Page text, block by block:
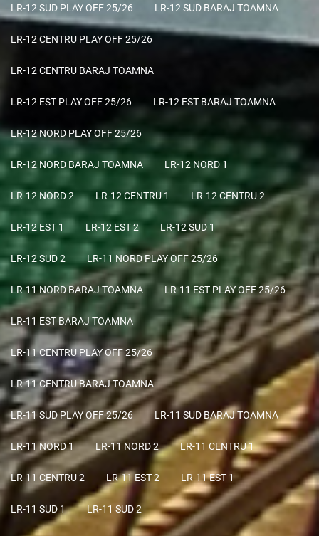
LR-12 SUD PLAY OFF 25/26 LR-12 SUD BARAJ TOAMNA
LR-12 CENTRU PLAY OFF 25/26
LR-12 CENTRU BARAJ TOAMNA
LR-12 EST PLAY OFF 25/26 LR-12 EST BARAJ TOAMNA
LR-12 NORD PLAY OFF 25/26
LR-12 NORD BARAJ TOAMNA LR-12 NORD 1
LR-12 NORD 2 LR-12 CENTRU 1 LR-12 CENTRU 2
LR-12 EST 1 LR-12 EST 2 LR-12 SUD 1
LR-12 SUD 2 LR-11 NORD PLAY OFF 25/26
LR-11 NORD BARAJ TOAMNA LR-11 EST PLAY OFF 25/26
LR-11 EST BARAJ TOAMNA
LR-11 CENTRU PLAY OFF 25/26
LR-11 CENTRU BARAJ TOAMNA
LR-11 SUD PLAY OFF 25/26 LR-11 SUD BARAJ TOAMNA
LR-11 NORD 1 LR-11 NORD 2 LR-11 CENTRU 1
LR-11 CENTRU 2 LR-11 EST 2 LR-11 EST 1
LR-11 SUD 1 LR-11 SUD 2